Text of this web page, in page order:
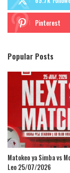
Pinterest
Popular Posts
Matokeo ya Simba vs
Leo 25/07/2026